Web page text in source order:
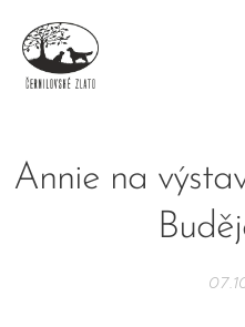
Annie na